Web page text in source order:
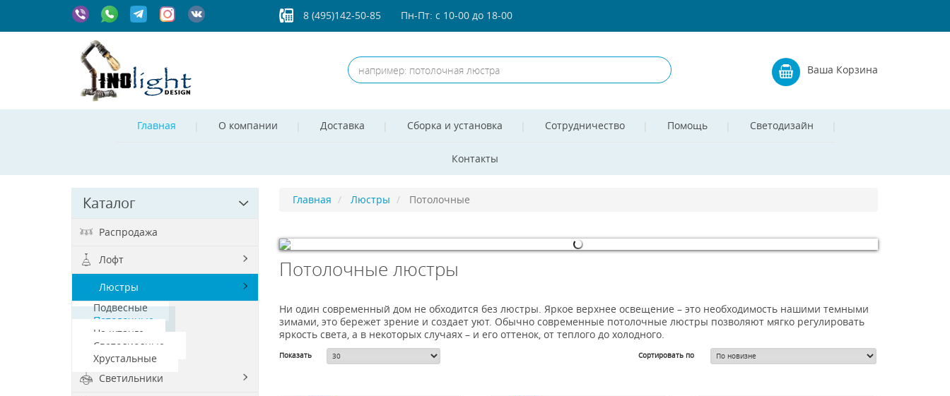
8 (495)142-50-85 Пн-Пт: с 10-00 до 18-00
Ваша Корзина
Главная О компании Доставка Сборка и установка Сотрудничество Помощь Светодизайн
Контакты
Каталог
Распродажа
Лофт
Люстры
Подвесные
Потолочные
На штанге
Светодиодные
Хрустальные
Светильники
Главная Люстры Потолочные
© Free
Потолочные люстры
Ни один современный дом не обходится без люстры. Яркое верхнее освещение – это необходимость нашими темными
зимами, это бережет зрение и создает уют. Обычно современные потолочные люстры позволяют мягко регулировать
яркость света, а в некоторых случаях – и его оттенок, от теплого до холодного.
Показать Сортировать по